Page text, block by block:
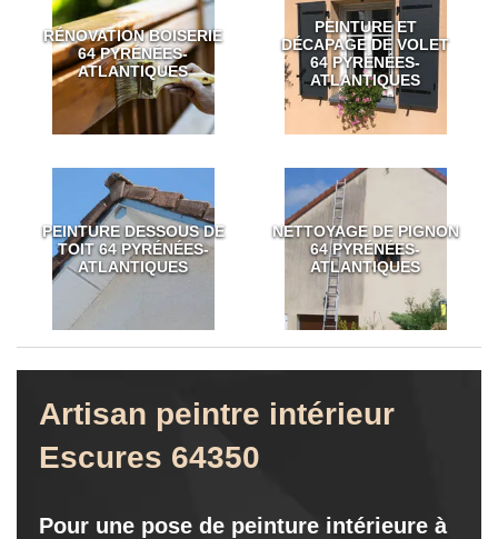
RÉNOVATION BOISERIE
64 PYRÉNÉES-
ATLANTIQUES
PEINTURE ET
DÉCAPAGE DE VOLET
64 PYRÉNÉES-
ATLANTIQUES
PEINTURE DESSOUS DE
TOIT 64 PYRÉNÉES-
ATLANTIQUES
NETTOYAGE DE PIGNON
64 PYRÉNÉES-
ATLANTIQUES
Artisan peintre intérieur
Escures 64350
Pour une pose de peinture intérieure à